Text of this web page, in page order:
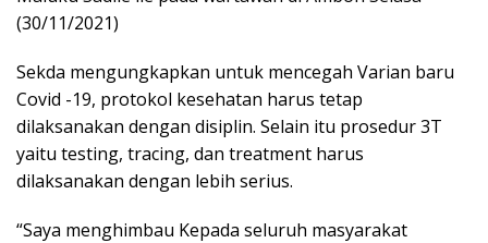
(30/11/2021)
Sekda mengungkapkan untuk mencegah Varian baru
Covid -19, protokol kesehatan harus tetap
dilaksanakan dengan disiplin. Selain itu prosedur 3T
yaitu testing, tracing, dan treatment harus
dilaksanakan dengan lebih serius.
“Saya menghimbau Kepada seluruh masyarakat